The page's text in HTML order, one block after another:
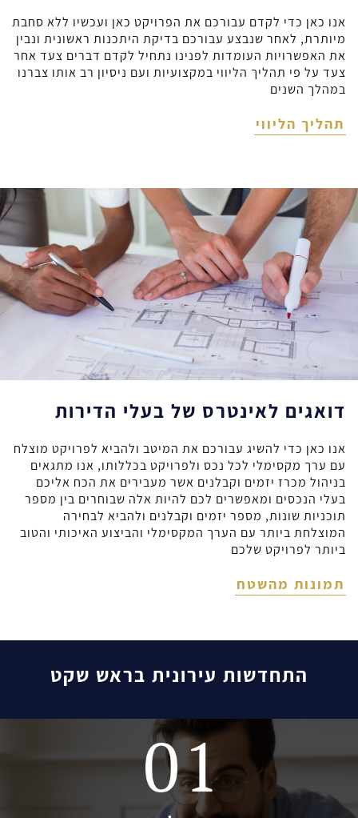
אנו כאן כדי לקדם עבורכם את הפרויקט כאן ועכשיו ללא סחבת
מיותרת, לאחר שנבצע עבורכם בדיקת היתכנות ראשונית ונבין
את האפשרויות העומדות לפנינו נתחיל לקדם דברים צעד אחר
צעד על פי תהליך הליווי במקצועיות ועם ניסיון רב אותו צברנו
במהלך השנים
תהליך הליווי
דואגים לאינטרס של בעלי הדירות
אנו כאן כדי להשיג עבורכם את המיטב ולהביא לפרויקט מוצלח
עם ערך מקסימלי לכל נכס ולפרויקט בכללותו, אנו מתגאים
בניהול מכרז יזמים וקבלנים אשר מעבירים את הכח אליכם
בעלי הנכסים ומאפשרים לכם להיות אלה שבוחרים בין מספר
תוכניות שונות, מספר יזמים וקבלנים ולהביא לבחירה
המוצלחת ביותר עם הערך המקסימלי והביצוע האיכותי והטוב
ביותר לפרויקט שלכם
תמונות מהשטח
התחדשות עירונית בראש שקט